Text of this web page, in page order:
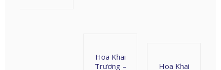
Hoa Khai
Trương –
Hoa Khai